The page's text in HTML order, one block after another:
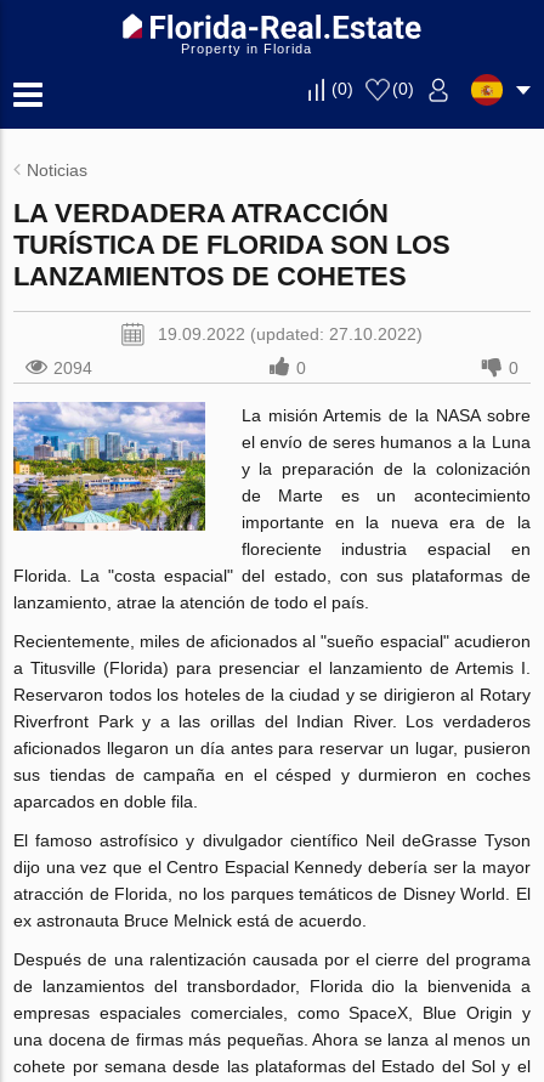
Property in Florida
(0) (0)
Noticias
LA VERDADERA ATRACCIÓN
TURÍSTICA DE FLORIDA SON LOS
LANZAMIENTOS DE COHETES
19.09.2022 (updated: 27.10.2022)
2094
0 0
La misión Artemis de la NASA sobre
el envío de seres humanos a la Luna
y la preparación de la colonización
de Marte es un acontecimiento
importante en la nueva era de la
floreciente industria espacial en
Florida. La "costa espacial" del estado, con sus plataformas de
lanzamiento, atrae la atención de todo el país.
Recientemente, miles de aficionados al "sueño espacial" acudieron
a Titusville (Florida) para presenciar el lanzamiento de Artemis I.
Reservaron todos los hoteles de la ciudad y se dirigieron al Rotary
Riverfront Park y a las orillas del Indian River. Los verdaderos
aficionados llegaron un día antes para reservar un lugar, pusieron
sus tiendas de campaña en el césped y durmieron en coches
aparcados en doble fila.
El famoso astrofísico y divulgador científico Neil deGrasse Tyson
dijo una vez que el Centro Espacial Kennedy debería ser la mayor
atracción de Florida, no los parques temáticos de Disney World. El
ex astronauta Bruce Melnick está de acuerdo.
Después de una ralentización causada por el cierre del programa
de lanzamientos del transbordador, Florida dio la bienvenida a
empresas espaciales comerciales, como SpaceX, Blue Origin y
una docena de firmas más pequeñas. Ahora se lanza al menos un
cohete por semana desde las plataformas del Estado del Sol y el